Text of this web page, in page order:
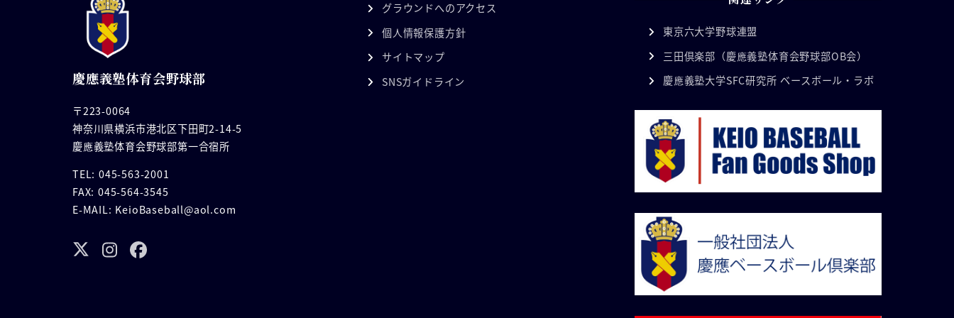
慶應義塾体育会野球部
〒223-0064
神奈川県横浜市港北区下田町2-14-5
慶應義塾体育会野球部第一合宿所
TEL: 045-563-2001
FAX: 045-564-3545
E-MAIL: KeioBaseball@aol.com
グラウンドへのアクセス
個人情報保護方針
サイトマップ
SNSガイドライン
東京六大学野球連盟
三田倶楽部（慶應義塾体育会野球部OB会）
慶應義塾大学SFC研究所 ベースボール・ラボ